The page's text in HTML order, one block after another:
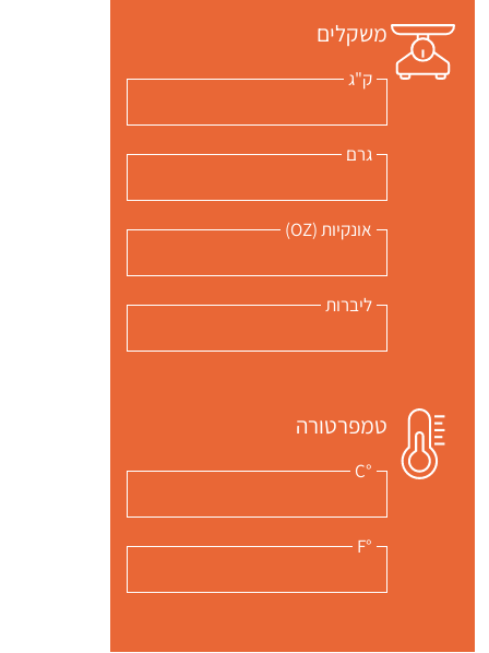
שלי "פודיק" כמנויים עוד היום!
כמנויים ותלחצו על הפעמון תקבלו התראה לטלפון הנייד ברגע שעולה מתכון חדש לערוץ,
משקלים
ק"ג
גרם
אונקיות (OZ)
ליברות
טמפרטורה
°C
°F